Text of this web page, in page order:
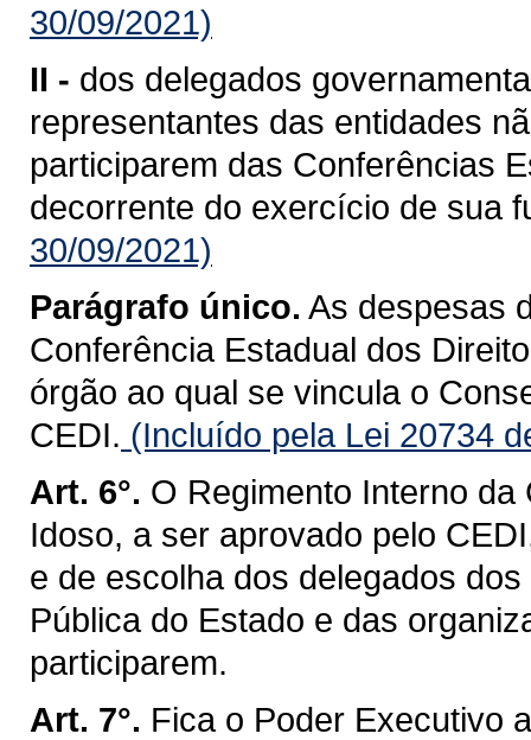
30/09/2021)
II - dos delegados
representantes das entidades
participarem das Conferências
decorrente do exercício de sua
30/09/2021)
Parágrafo único. As despesas
Conferência Estadual dos
órgão ao qual se vincula o
CEDI. (Incluído pela Lei 20734
Art. 6°. O Regimento Interno
Idoso, a ser aprovado pelo
e de escolha dos delegados
Pública do Estado e das
participarem.
Art. 7°. Fica o Poder Executivo